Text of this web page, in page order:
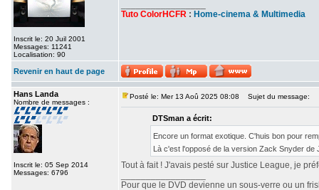
Inscrit le: 20 Juil 2001
Messages: 11241
Localisation: 90
Tuto ColorHCFR : Home-cinema & Multimedia
Revenir en haut de page
Hans Landa
Nombre de messages :
Inscrit le: 05 Sep 2014
Messages: 6796
Posté le: Mer 13 Aoû 2025 08:08 Sujet du message:
DTSman a écrit:
Encore un format exotique. C'huis bon pour
Là c'est l'opposé de la version Zack Snyder de
Tout à fait ! J'avais pesté sur Justice League, je
Pour que le DVD devienne un sous-verre ou un